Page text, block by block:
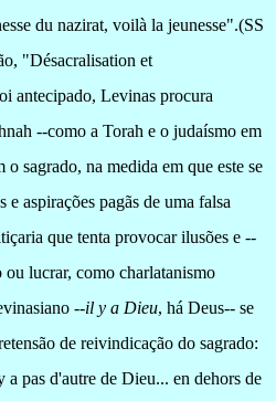
du nazirat, voilà la jeunesse".(SS
"Désacralisation et
antecipado, Levinas procura
--como a Torah e o judaísmo em
sagrado, na medida em que este se
aspirações pagãs de uma falsa
que tenta provocar ilusões e --
lucrar, como charlatanismo
--il y a Dieu, há Deus-- se
de reivindicação do sagrado:
pas d'autre de Dieu... en dehors de